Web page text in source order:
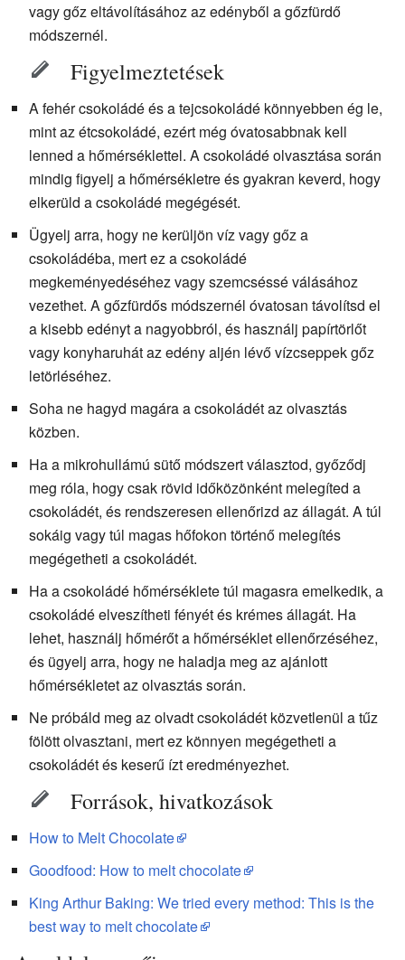
vagy gőz eltávolításához az edényből a gőzfürdő
módszernél.
Figyelmeztetések
A fehér csokoládé és a tejcsokoládé könnyebben ég le,
mint az étcsokoládé, ezért még óvatosabbnak kell
lenned a hőmérséklettel. A csokoládé olvasztása során
mindig figyelj a hőmérsékletre és gyakran keverd, hogy
elkerüld a csokoládé megégését.
Ügyelj arra, hogy ne kerüljön víz vagy gőz a
csokoládéba, mert ez a csokoládé
megkeményedéséhez vagy szemcséssé válásához
vezethet. A gőzfürdős módszernél óvatosan távolítsd el
a kisebb edényt a nagyobbról, és használj papírtörlőt
vagy konyharuhát az edény aljén lévő vízcseppek gőz
letörléséhez.
Soha ne hagyd magára a csokoládét az olvasztás
közben.
Ha a mikrohullámú sütő módszert választod, győződj
meg róla, hogy csak rövid időközönként melegíted a
csokoládét, és rendszeresen ellenőrizd az állagát. A túl
sokáig vagy túl magas hőfokon történő melegítés
megégetheti a csokoládét.
Ha a csokoládé hőmérséklete túl magasra emelkedik, a
csokoládé elveszítheti fényét és krémes állagát. Ha
lehet, használj hőmérőt a hőmérséklet ellenőrzéséhez,
és ügyelj arra, hogy ne haladja meg az ajánlott
hőmérsékletet az olvasztás során.
Ne próbáld meg az olvadt csokoládét közvetlenül a tűz
fölött olvasztani, mert ez könnyen megégetheti a
csokoládét és keserű ízt eredményezhet.
Források, hivatkozások
How to Melt Chocolate
Goodfood: How to melt chocolate
King Arthur Baking: We tried every method: This is the
best way to melt chocolate